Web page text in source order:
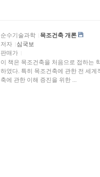
순수기술과학
목조건축 개론
저자
심국보
판매가
이 책은 목조건축을 처음으로 접하는
하였다. 특히 목조건축에 관한 전 세
축에 관한 이해 증진을 위한 ...